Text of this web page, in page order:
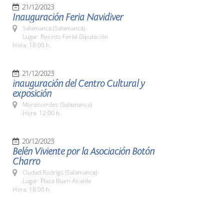
21/12/2023
Inauguración Feria Navidiver
Salamanca (Salamanca)
Lugar: Recinto Ferial Diputación
Hora: 18:00 h.
21/12/2023
inauguración del Centro Cultural y
exposición
Morasverdes (Salamanca)
Hora: 12:00 h.
20/12/2023
Belén Viviente por la Asociación Botón
Charro
Ciudad Rodrigo (Salamanca)
Lugar: Plaza Buen Alcalde
Hora: 18:00 h.